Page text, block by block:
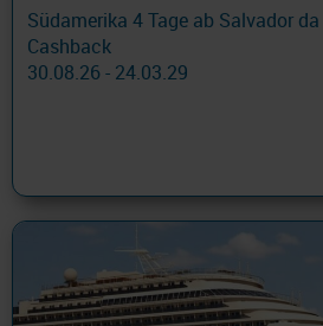
Südamerika 4 Tage ab Salvador
Cashback
30.08.26 - 24.03.29